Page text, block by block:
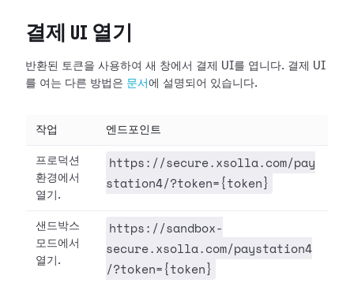
결제 UI 열기
반환된 토큰을 사용하여 새 창에서 결제 UI를 엽니다. 결제 UI
를 여는 다른 방법은 문서 에 설명되어 있습니다.
작업 엔드포인트
프로덕션
환경에서
열기.
https://secure.xsolla.com/pay
station4/?token={token}
샌드박스
모드에서
열기.
https://sandbox-
secure.xsolla.com/paystation4
/?token={token}